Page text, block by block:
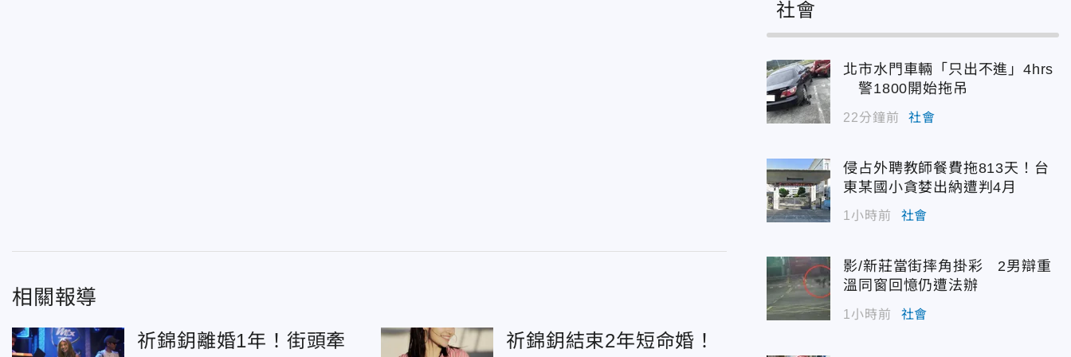
相關報導
祈錦鈅離婚1年！街頭牽
祈錦鈅結束2年短命婚！
社會
北市水門車輛「只出不進」4hrs
警1800開始拖吊
22分鐘前 社會
侵占外聘教師餐費拖813天！台
東某國小貪婪出納遭判4月
1小時前 社會
影/新莊當街摔角掛彩 2男辯重
溫同窗回憶仍遭法辦
1小時前 社會